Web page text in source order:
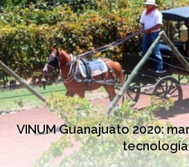
VINUM Guanajuato 2020:
tecnología